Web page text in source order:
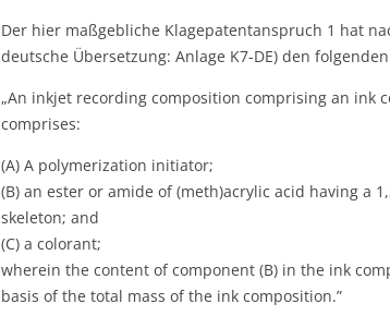
Der hier maßgebliche Klagepatentanspruch 1 hat
deutsche Übersetzung: Anlage K7-DE) den
„An inkjet recording composition comprising an ink
comprises:
(A) A polymerization initiator;
(B) an ester or amide of (meth)acrylic acid having a
skeleton; and
(C) a colorant;
wherein the content of component (B) in the ink
basis of the total mass of the ink composition.”